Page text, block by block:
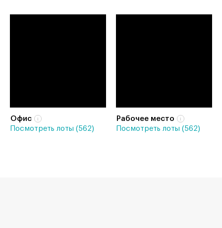
Офис
Посмотреть лоты (562)
Рабочее место
Посмотреть лоты (562)